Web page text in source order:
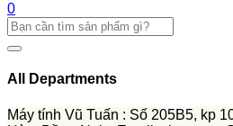
0
All Departments
Máy tính Vũ Tuấn : Số 205B5, kp